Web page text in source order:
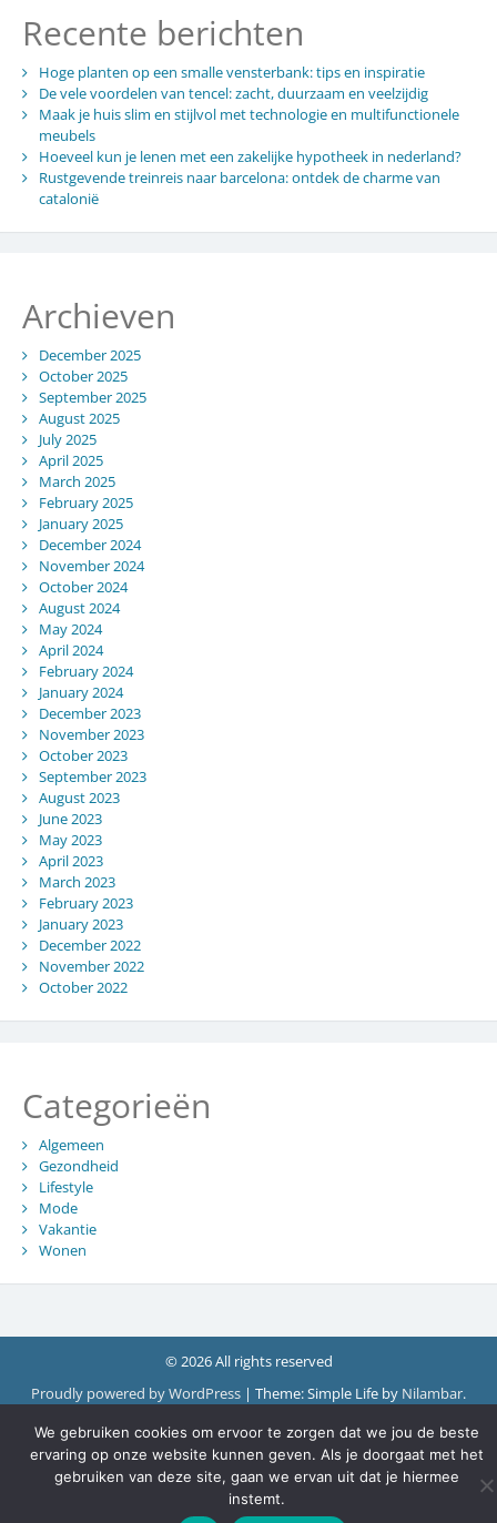
Recente berichten
Hoge planten op een smalle vensterbank: tips en inspiratie
De vele voordelen van tencel: zacht, duurzaam en veelzijdig
Maak je huis slim en stijlvol met technologie en multifunctionele
meubels
Hoeveel kun je lenen met een zakelijke hypotheek in nederland?
Rustgevende treinreis naar barcelona: ontdek de charme van
catalonië
Archieven
December 2025
October 2025
September 2025
August 2025
July 2025
April 2025
March 2025
February 2025
January 2025
December 2024
November 2024
October 2024
August 2024
May 2024
April 2024
February 2024
January 2024
December 2023
November 2023
October 2023
September 2023
August 2023
June 2023
May 2023
April 2023
March 2023
February 2023
January 2023
December 2022
November 2022
October 2022
Categorieën
Algemeen
Gezondheid
Lifestyle
Mode
Vakantie
Wonen
© 2026 All rights reserved
Proudly powered by WordPress | Theme: Simple Life by Nilambar.
We gebruiken cookies om ervoor te zorgen dat we jou de beste
ervaring op onze website kunnen geven. Als je doorgaat met het
gebruiken van deze site, gaan we ervan uit dat je hiermee
instemt.